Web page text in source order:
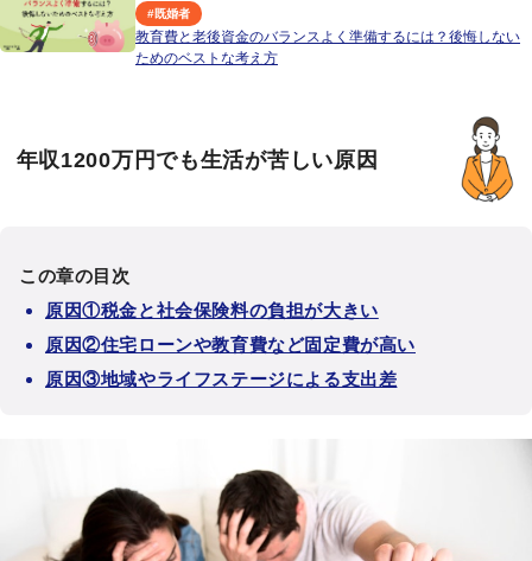
#既婚者
教育費と老後資金のバランスよく準備するには？後悔しない
ためのベストな考え方
年収1200万円でも生活が苦しい原因
この章の目次
原因①税金と社会保険料の負担が大きい
原因②住宅ローンや教育費など固定費が高い
原因③地域やライフステージによる支出差